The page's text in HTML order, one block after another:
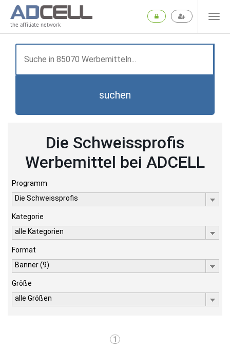
the affiliate network
suchen
Die Schweissprofis
Werbemittel bei ADCELL
Programm
Die Schweissprofis
Kategorie
alle Kategorien
Format
Banner (9)
Größe
alle Größen
1